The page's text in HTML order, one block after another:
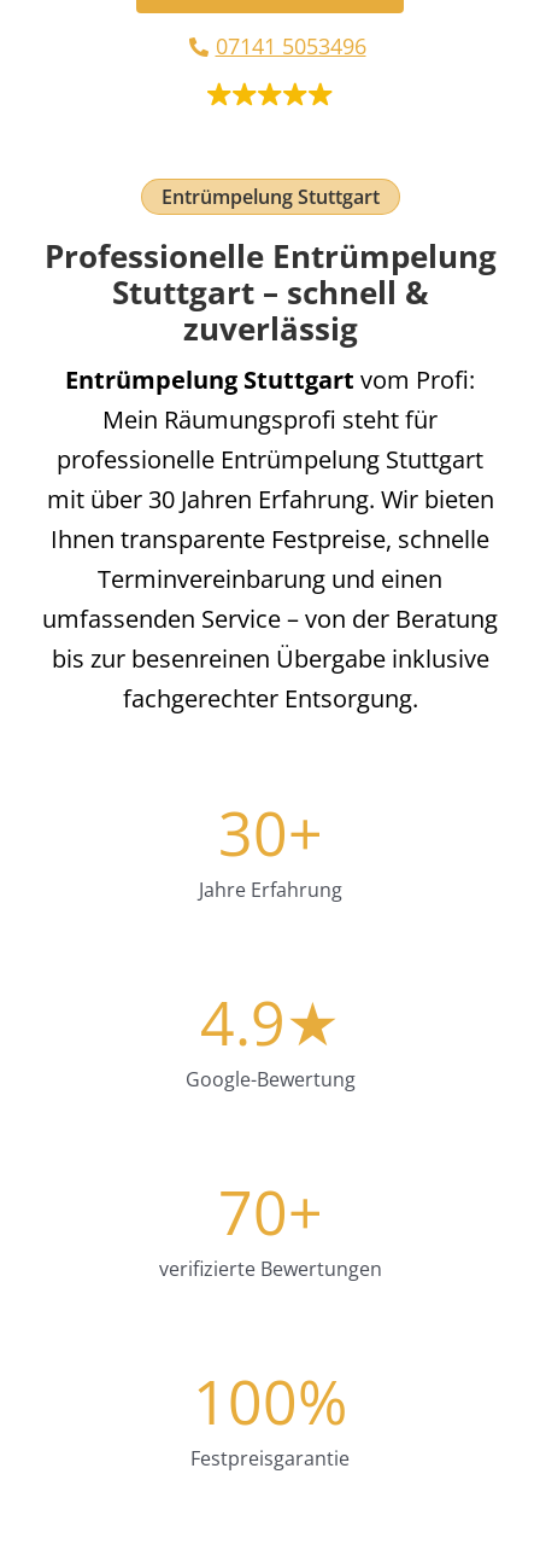
Entrümpelung Stuttgart
Professionelle Entrümpelung
Stuttgart – schnell &
zuverlässig
Entrümpelung Stuttgart vom Profi:
Mein Räumungsprofi steht für
professionelle Entrümpelung Stuttgart
mit über 30 Jahren Erfahrung. Wir bieten
Ihnen transparente Festpreise, schnelle
Terminvereinbarung und einen
umfassenden Service – von der Beratung
bis zur besenreinen Übergabe inklusive
fachgerechter Entsorgung.
07141 5053496
30+
Jahre Erfahrung
4.9★
Google-Bewertung
70+
verifizierte Bewertungen
100%
Festpreisgarantie